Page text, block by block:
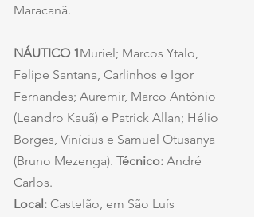
Maracanã.
NÁUTICO 1Muriel; Marcos Ytalo,
Felipe Santana, Carlinhos e Igor
Fernandes; Auremir, Marco Antônio
(Leandro Kauã) e Patrick Allan; Hélio
Borges, Vinícius e Samuel Otusanya
(Bruno Mezenga). Técnico: André
Carlos.
Local: Castelão, em São Luís